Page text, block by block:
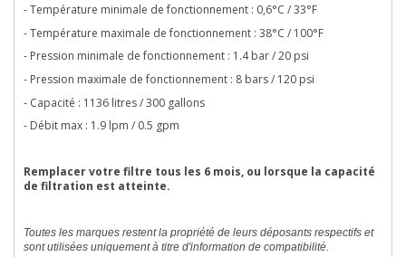
- Température minimale de fonctionnement : 0,6°C / 33°F
- Température maximale de fonctionnement : 38°C / 100°F
- Pression minimale de fonctionnement : 1.4 bar / 20 psi
- Pression maximale de fonctionnement : 8 bars / 120 psi
- Capacité : 1136 litres / 300 gallons
- Débit max : 1.9 lpm / 0.5 gpm
Remplacer votre filtre tous les 6 mois, ou lorsque la capacité
de filtration est atteinte.
Toutes les marques restent la propriété de leurs déposants respectifs et
sont utilisées uniquement à titre d'information de compatibilité.